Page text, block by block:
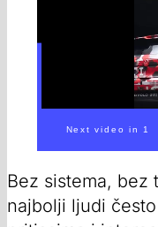
00:00/
Bez sistema, bez
najbolji ljudi